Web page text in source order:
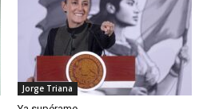
Jorge Triana